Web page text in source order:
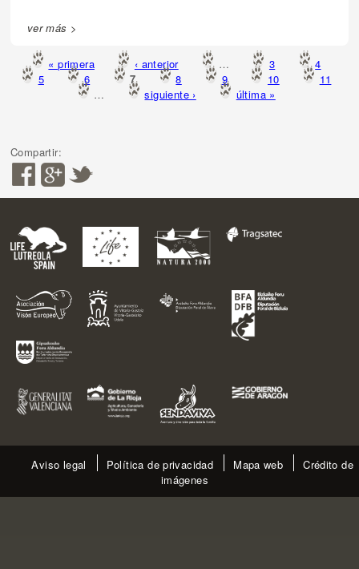
ver más >
Páginas
« primera ‹ anterior … 3
4
5
6 7 8 9 10
11
…
siguiente › última »
Compartir:
Aviso legal Política de privacidad Mapa web
Crédito de
imágenes